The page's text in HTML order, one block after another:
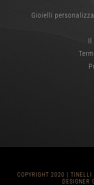
Gioielli
Il
COPYRIGHT 2020 |
DESIGNER